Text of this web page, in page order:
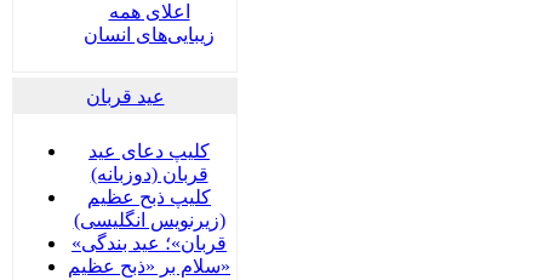
اعلای همه
زیبایی‌های انسان
عید قربان
کلیپ دعای عید
قربان (دوزبانه)
کلیپ ذبح عظیم
(زیرنویس انگلیسی)
«قربان»؛ عید بندگی
سلام بر «ذبح عظیم»